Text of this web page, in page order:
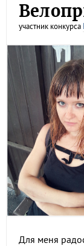
участник конкурса
Для меня